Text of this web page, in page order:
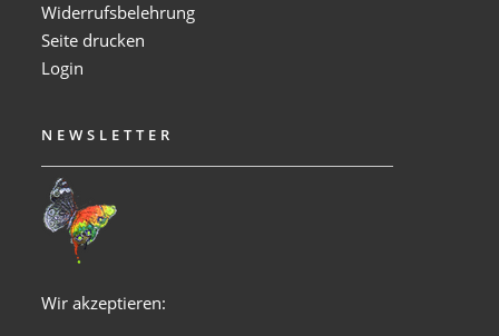
Widerrufsbelehrung
Seite drucken
Login
NEWSLETTER
Wir akzeptieren: